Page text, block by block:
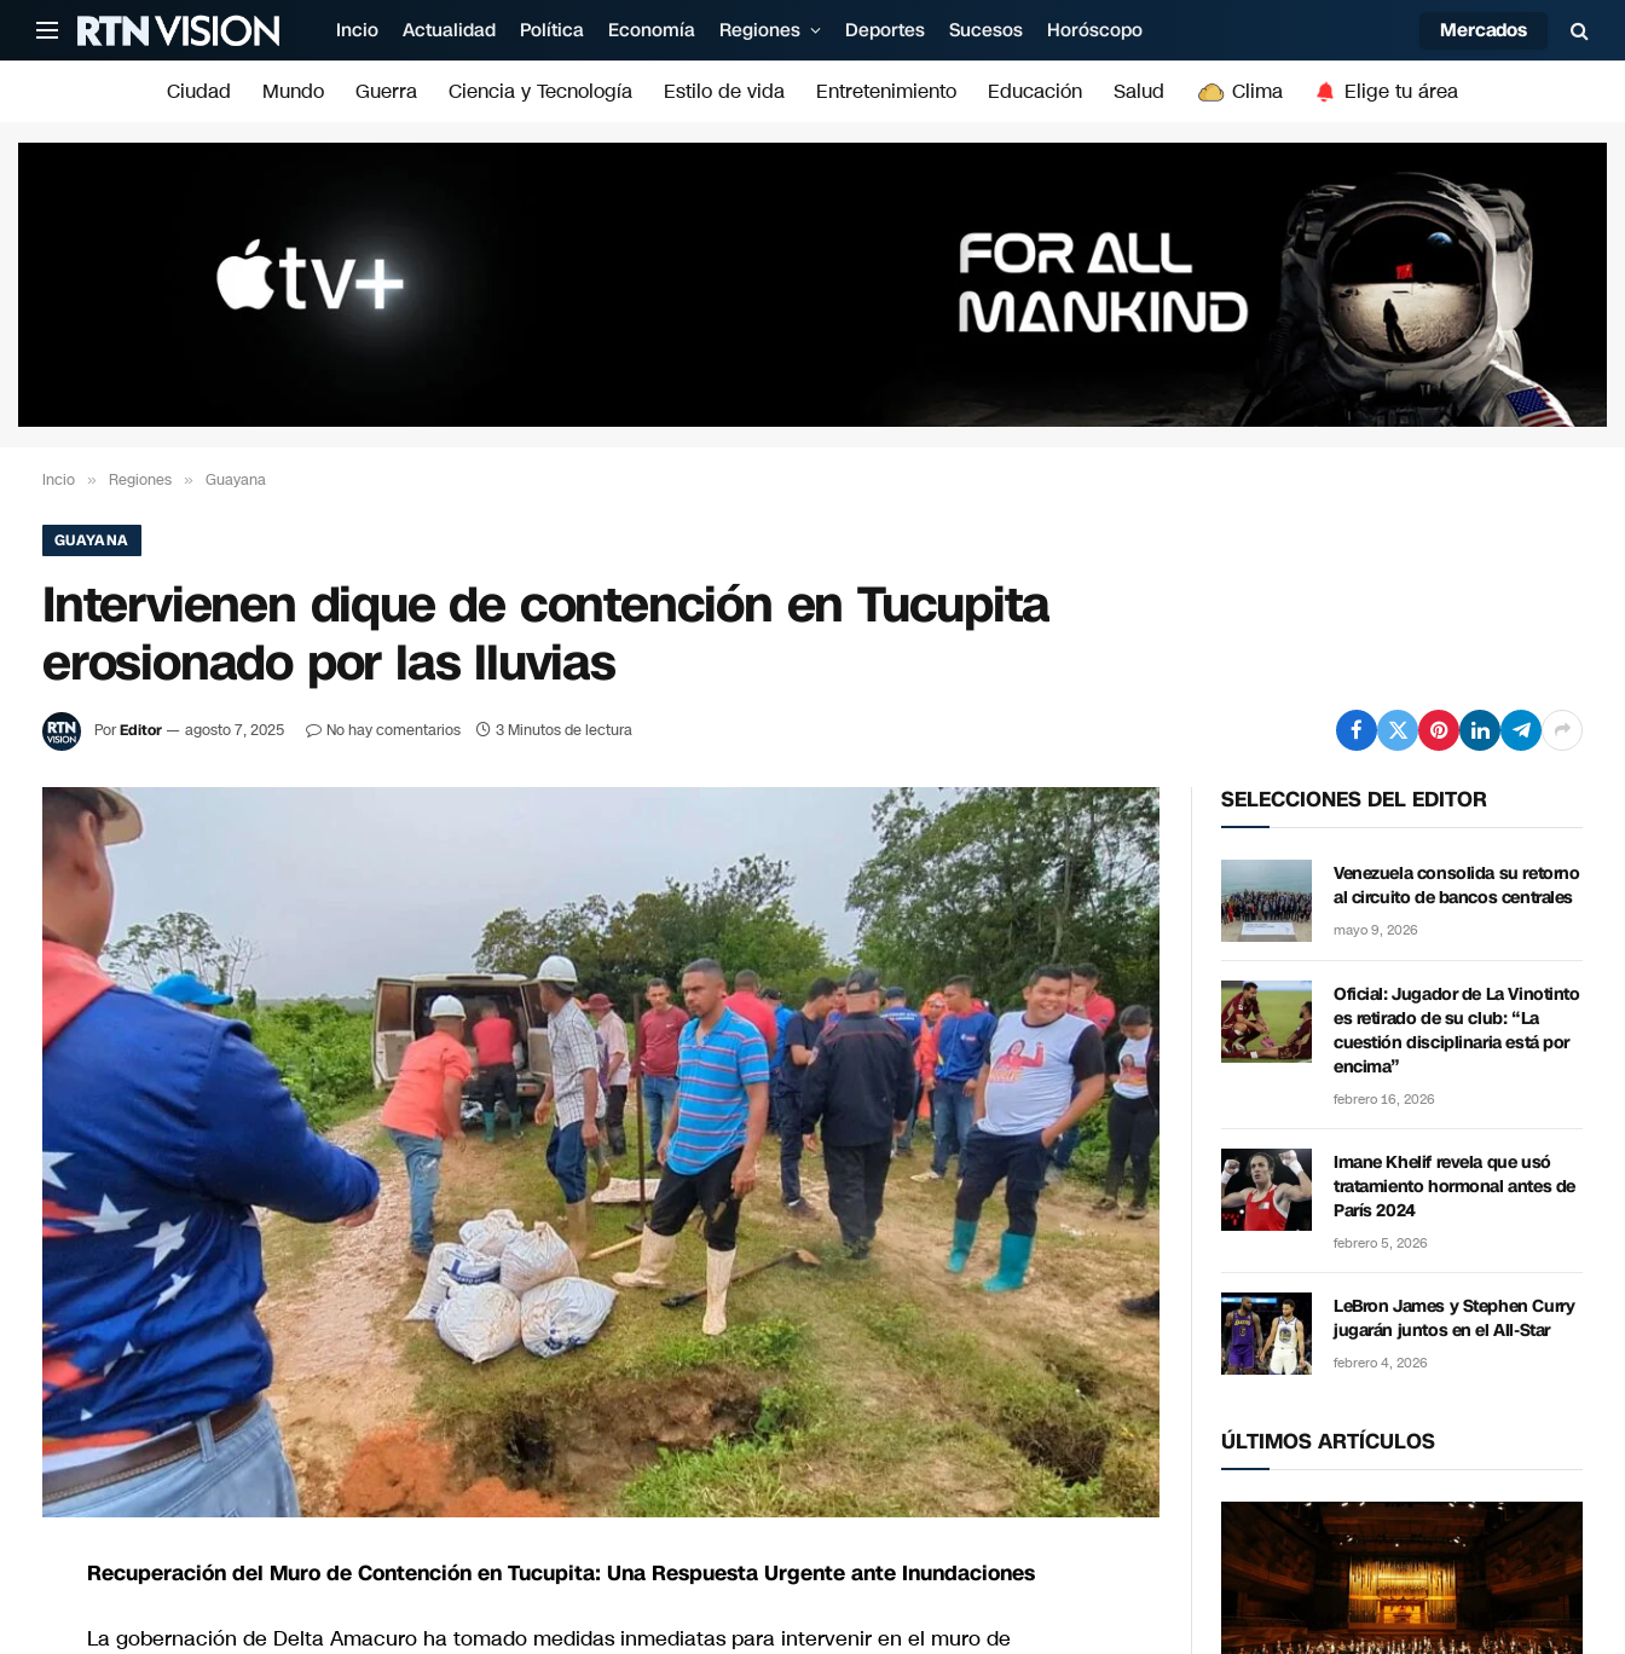
Incio Actualidad Política Economía Regiones Deportes Sucesos Horóscopo Mercados
Ciudad Mundo Guerra Ciencia y Tecnología Estilo de vida Entretenimiento Educación Salud Clima Elige tu área
Incio » Regiones » Guayana
GUAYANA
Intervienen dique de contención en Tucupita
erosionado por las lluvias
PorEditor agosto 7, 2025 No hay comentarios 3 Minutos de lectura
Recuperación del Muro de Contención en Tucupita: Una Respuesta Urgente ante Inundaciones
La gobernación de Delta Amacuro ha tomado medidas inmediatas para intervenir en el muro de
SELECCIONES DEL EDITOR
Venezuela consolida su retorno
al circuito de bancos centrales
mayo 9, 2026
Oficial: Jugador de La Vinotinto
es retirado de su club: “La
cuestión disciplinaria está por
encima”
febrero 16, 2026
Imane Khelif revela que usó
tratamiento hormonal antes de
París 2024
febrero 5, 2026
LeBron James y Stephen Curry
jugarán juntos en el All-Star
febrero 4, 2026
ÚLTIMOS ARTÍCULOS